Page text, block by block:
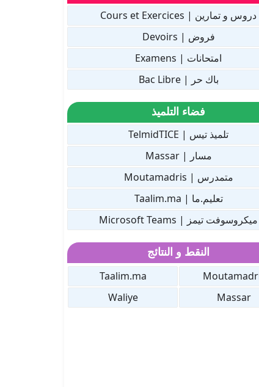
دروس و تمارين | Cours et Exercices
فروض | Devoirs
امتحانات | Examens
باك حر | Bac Libre
فضاء التلميذ
تلميذ تيس | TelmidTICE
مسار | Massar
متمدرس | Moutamadris
تعليم.ما | Taalim.ma
ميكروسوفت تيمز | Microsoft Teams
النقط و النتائج
Taalim.ma
Massar
Waliye